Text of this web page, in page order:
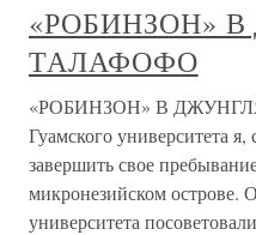
«РОБИНЗОН»
ТАЛАФОФО
«РОБИНЗОН» В
Гуамского университета я,
завершить свое
микронезийском острове.
университета